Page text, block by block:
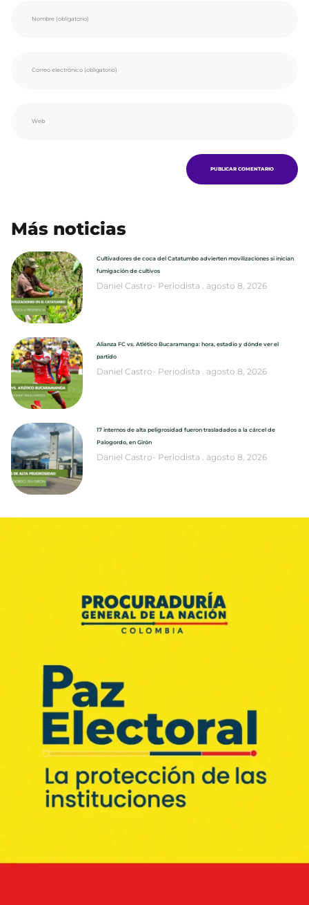
Más noticias
Cultivadores de coca del Catatumbo advierten movilizaciones si inician
fumigación de cultivos
Daniel Castro- Periodista agosto 8, 2026
Alianza FC vs. Atlético Bucaramanga: hora, estadio y dónde ver el
partido
Daniel Castro- Periodista agosto 8, 2026
17 internos de alta peligrosidad fueron trasladados a la cárcel de
Palogordo, en Girón
Daniel Castro- Periodista agosto 8, 2026